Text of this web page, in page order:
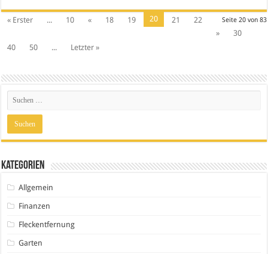
Seite 20 von 83
« Erster ... 10 « 18 19 20 21
22
»
30
40
50 ... Letzter »
Kategorien
Allgemein
Finanzen
Fleckentfernung
Garten